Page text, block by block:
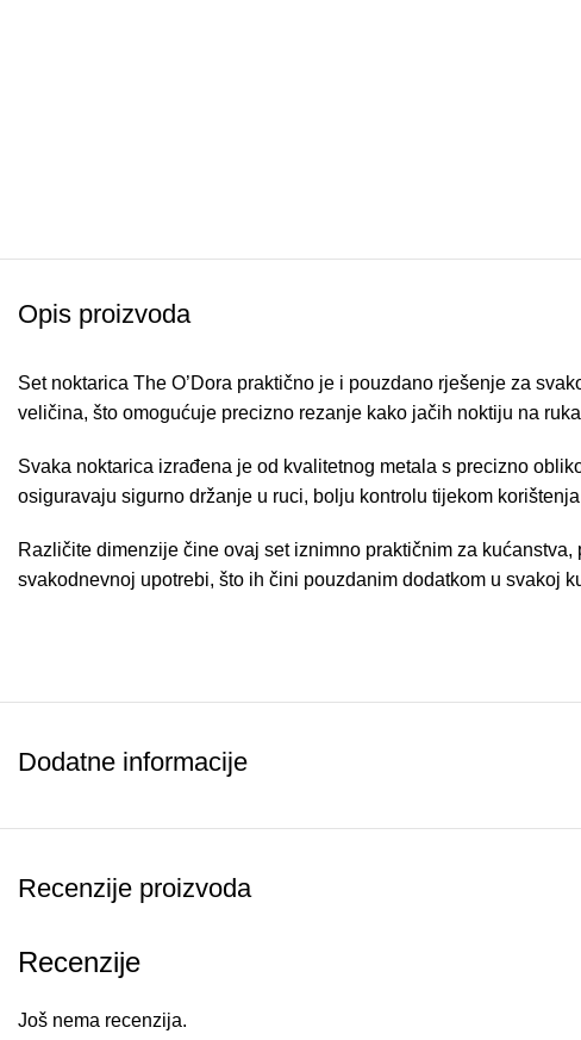
Opis proizvoda
Set noktarica The O’Dora praktično je i pouzdano rješenje za
veličina, što omogućuje precizno rezanje kako jačih noktiju na
Svaka noktarica izrađena je od kvalitetnog metala s precizno
osiguravaju sigurno držanje u ruci, bolju kontrolu tijekom
Različite dimenzije čine ovaj set iznimno praktičnim za
svakodnevnoj upotrebi, što ih čini pouzdanim dodatkom u svakoj
Dodatne informacije
Recenzije proizvoda
Recenzije
Još nema recenzija.